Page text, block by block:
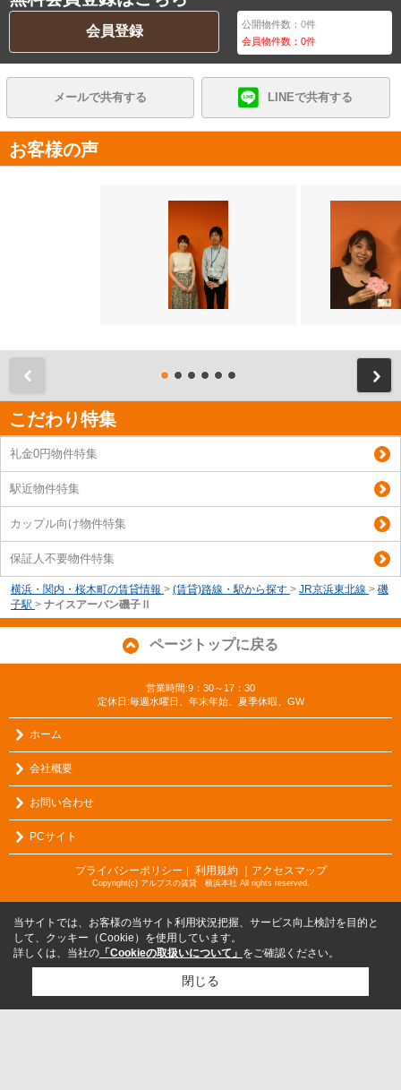
会員登録 公開物件数：0件
会員物件数：0件
メールで共有する LINEで共有する
お客様の声
こだわり特集
礼金0円物件特集
駅近物件特集
カップル向け物件特集
保証人不要物件特集
横浜・関内・桜木町の賃貸情報 > (賃貸)路線・駅から探す > JR京浜東北線 > 磯
子駅 > ナイスアーバン磯子Ⅱ
ページトップに戻る
営業時間:9：30～17：30
定休日:毎週水曜日、年末年始、夏季休暇、GW
ホーム
会社概要
お問い合わせ
PCサイト
プライバシーポリシー 利用規約 ｜アクセスマップ
Copyright(c) アルプスの賃貸 横浜本社 All rights reserved.
当サイトでは、お客様の当サイト利用状況把握、サービス向上検討を目的と
して、クッキー（Cookie）を使用しています。
詳しくは、当社の 「Cookieの取扱いについて」 をご確認ください。
閉じる